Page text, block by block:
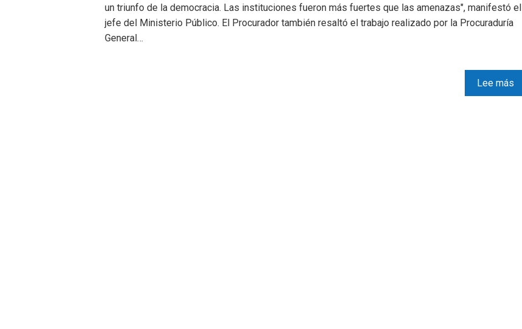
un triunfo de la democracia. Las instituciones fueron más fuertes que las amenazas", manifestó el
jefe del Ministerio Público. El Procurador también resaltó el trabajo realizado por la Procuraduría
General…
Lee más